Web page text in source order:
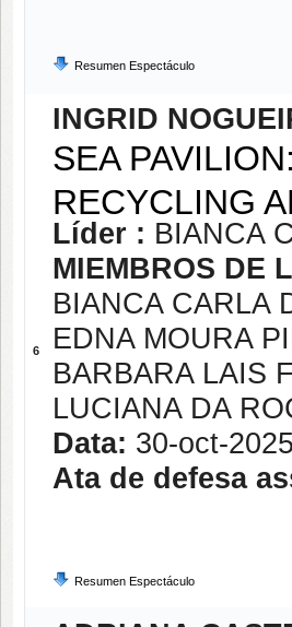
Resumen Espectáculo
6
INGRID
SEA
RECYCLING
Líder : BIANCA
MIEMBROS DE
BIANCA CARLA
EDNA MOURA
BARBARA LAIS
LUCIANA DA
Data: 30-oct-2025
Ata de defesa
Resumen Espectáculo